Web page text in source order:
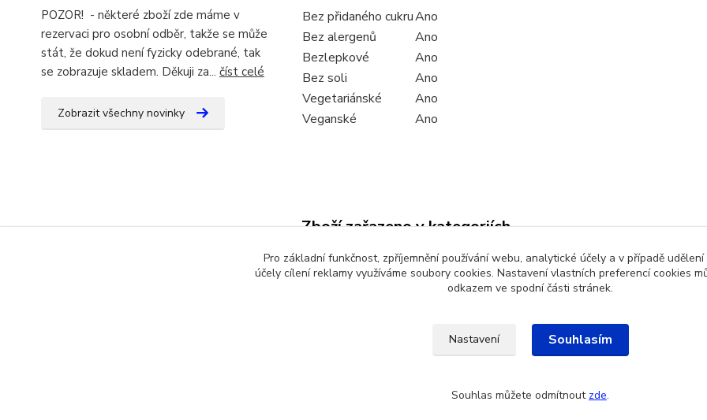
POZOR! - některé zboží zde máme v
rezervaci pro osobní odběr, takže se může
stát, že dokud není fyzicky odebrané, tak
se zobrazuje skladem. Děkuji za... číst celé
Zobrazit všechny novinky
Bez přidaného cukruAno
Bez alergenů
Ano
Bezlepkové
Ano
Bez soli
Ano
Vegetariánské
Ano
Veganské
Ano
Zboží zařazeno v kategoriích
Bezlepkové potraviny Sušené ovoce , ořechy
Pro základní funkčnost, zpříjemnění používání webu, analytické účely a v případě
účely cílení reklamy využíváme soubory cookies. Nastavení vlastních preferencí cookies
odkazem ve spodní části stránek.
Nastavení Souhlasím
Souhlas můžete odmítnout zde.